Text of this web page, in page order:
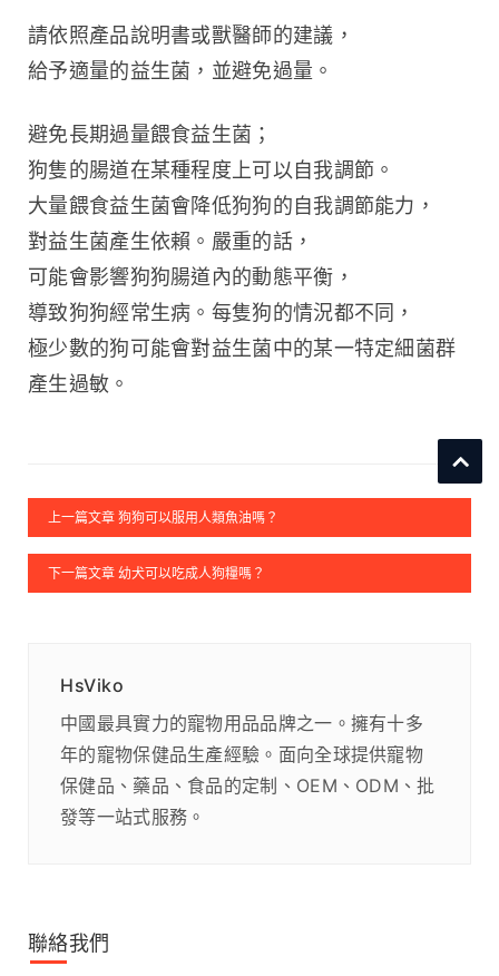
請依照產品說明書或獸醫師的建議，
給予適量的益生菌，並避免過量。
避免長期過量餵食益生菌；
狗隻的腸道在某種程度上可以自我調節。
大量餵食益生菌會降低狗狗的自我調節能力，
對益生菌產生依賴。嚴重的話，
可能會影響狗狗腸道內的動態平衡，
導致狗狗經常生病。每隻狗的情況都不同，
極少數的狗可能會對益生菌中的某一特定細菌群
產生過敏。
上一篇文章 狗狗可以服用人類魚油嗎？
下一篇文章 幼犬可以吃成人狗糧嗎？
HsViko
中國最具實力的寵物用品品牌之一。擁有十多
年的寵物保健品生產經驗。面向全球提供寵物
保健品、藥品、食品的定制、OEM、ODM、批
發等一站式服務。
聯絡我們